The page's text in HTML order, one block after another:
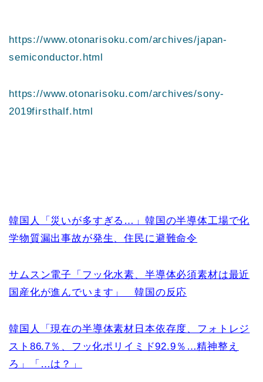
https://www.otonarisoku.com/archives/japan-
semiconductor.html
https://www.otonarisoku.com/archives/sony-
2019firsthalf.html
韓国人「災いが多すぎる…」韓国の半導体工場で化
学物質漏出事故が発生、住民に避難命令
サムスン電子「フッ化水素、半導体必須素材は最近
国産化が進んでいます」 韓国の反応
韓国人「現在の半導体素材日本依存度、フォトレジ
スト86.7％、フッ化ポリイミド92.9％…精神整え
ろ」「…は？」